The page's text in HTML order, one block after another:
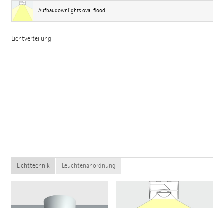
Aufbaudownlights oval flood
Lichtverteilung
Lichttechnik Leuchtenanordnung